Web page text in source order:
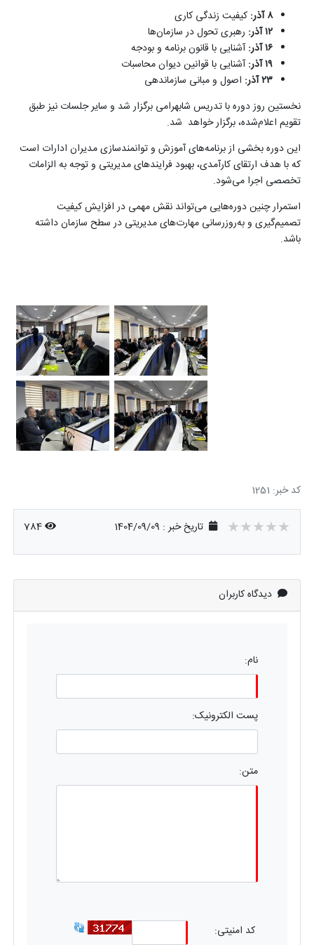
۸ آذر: کیفیت زندگی کاری
۱۲آذر: رهبری تحول در سازمان‌ها
۱۶آذر:آشنایی با قانون برنامه و بودجه
۱۹آذر:آشنایی با قوانین دیوان محاسبات
۲۳آذر: اصول و مبانی سازماندهی
نخستین روز دوره با تدریس شابهرامی برگزار شد و سایر جلسات نیز طبق
تقویم اعلام‌شده، برگزار خواهد شد.
این دوره بخشی از برنامه‌های آموزش و توانمندسازی مدیران ادارات است
که با هدف ارتقای کارآمدی، بهبود فرایندهای مدیریتی و توجه به الزامات
تخصصی اجرا می‌شود.
استمرار چنین دوره‌هایی می‌تواند نقش مهمی در افزایش کیفیت
تصمیم‌گیری و به‌روزرسانی مهارت‌های مدیریتی در سطح سازمان داشته
باشد.
کد خبر: 1251
★★★★★
★★★★★
★★★★★ تاریخ خبر : 1404/09/09 784
دیدگاه کاربران
نام:
پست الکترونیک:
متن:
کد امنیتی: